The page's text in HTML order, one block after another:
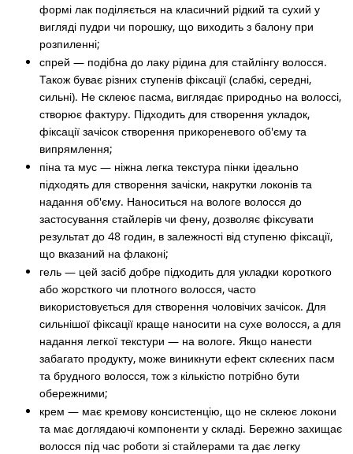
формі лак поділяється на класичний рідкий та сухий у
вигляді пудри чи порошку, що виходить з балону при
розпиленні;
спрей — подібна до лаку рідина для стайлінгу волосся.
Також буває різних ступенів фіксації (слабкі, середні,
сильні). Не склеює пасма, виглядає природньо на волоссі,
створює фактуру. Підходить для створення укладок,
фіксації зачісок створення прикореневого об'єму та
випрямлення;
піна та мус — ніжна легка текстура пінки ідеально
підходять для створення зачіски, накрутки локонів та
надання об'єму. Наноситься на вологе волосся до
застосування стайлерів чи фену, дозволяє фіксувати
результат до 48 годин, в залежності від ступеню фіксації,
що вказаний на флаконі;
гель — цей засіб добре підходить для укладки короткого
або жорсткого чи плотного волосся, часто
використовується для створення чоловічих зачісок. Для
сильнішої фіксації краще наносити на сухе волосся, а для
надання легкої текстури — на вологе. Якщо нанести
забагато продукту, може виникнути ефект склеєних пасм
та брудного волосся, тож з кількістю потрібно бути
обережними;
крем — має кремову консистенцію, що не склеює локони
та має доглядаючі компоненти у складі. Бережно захищає
волосся під час роботи зі стайлерами та дає легку